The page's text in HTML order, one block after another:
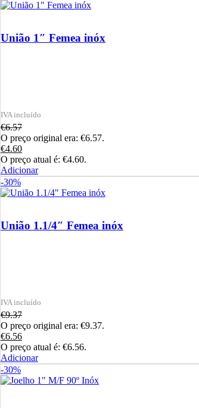
União 1″ Femea inóx
€6.57
O preço original era: €6.57.
€4.60
O preço atual é: €4.60.
Adicionar
-30%
União 1.1/4″ Femea inóx
€9.37
O preço original era: €9.37.
€6.56
O preço atual é: €6.56.
Adicionar
-30%